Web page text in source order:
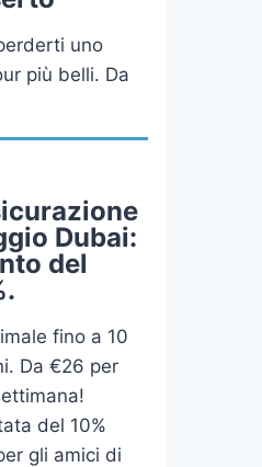
uno
più belli. Da
Dubai:
del
fino a 10
Da €26 per
del 10%
gli amici di